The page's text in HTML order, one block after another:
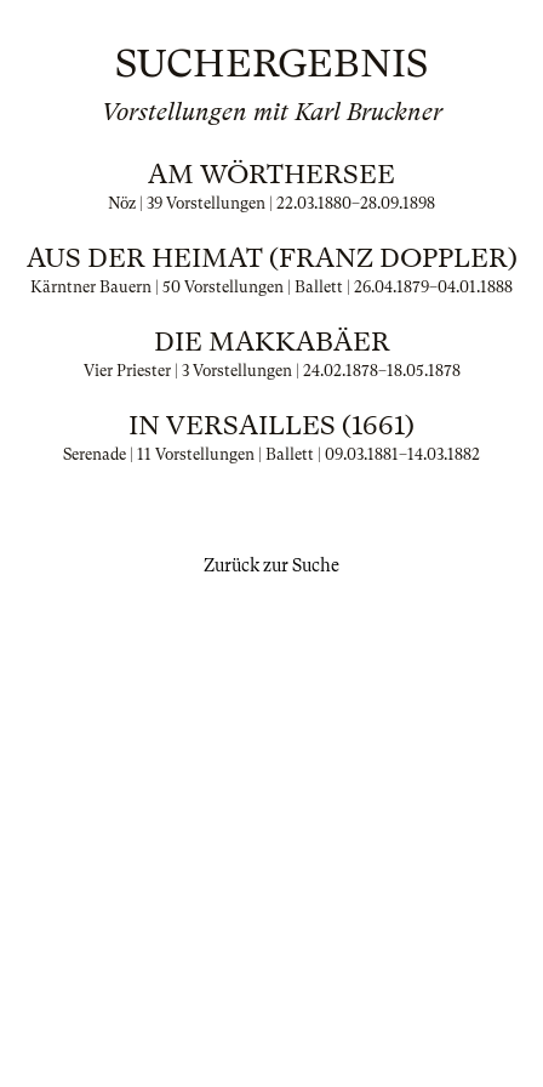
SUCHERGEBNIS
Vorstellungen mit Karl Bruckner
AM WÖRTHERSEE
Nöz | 39 Vorstellungen | 22.03.1880–28.09.1898
AUS DER HEIMAT (FRANZ DOPPLER)
Kärntner Bauern | 50 Vorstellungen | Ballett | 26.04.1879–04.01.1888
DIE MAKKABÄER
Vier Priester | 3 Vorstellungen | 24.02.1878–18.05.1878
IN VERSAILLES (1661)
Serenade | 11 Vorstellungen | Ballett | 09.03.1881–14.03.1882
Zurück zur Suche